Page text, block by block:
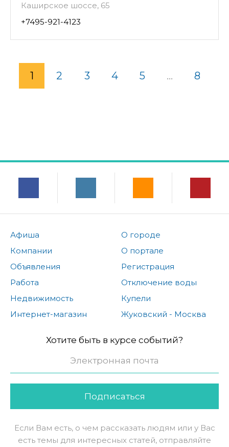
Каширское шоссе, 65
+7495-921-4123
1 2 3 4 5 ... 8
Афиша
Компании
Объявления
Работа
Недвижимость
Интернет-магазин
О городе
О портале
Регистрация
Отключение воды
Купели
Жуковский - Москва
Хотите быть в курсе событий?
Подписаться
Если Вам есть, о чем рассказать людям или у Вас
есть темы для интересных статей, отправляйте